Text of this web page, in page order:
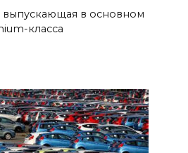
выпускающая в основном
класса